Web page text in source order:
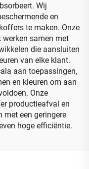
Wij
en
te maken. Onze
samen met
die aansluiten
van elke klant.
aan toepassingen,
en kleuren om aan
Onze
productieafval en
met een geringere
hoge efficiëntie.